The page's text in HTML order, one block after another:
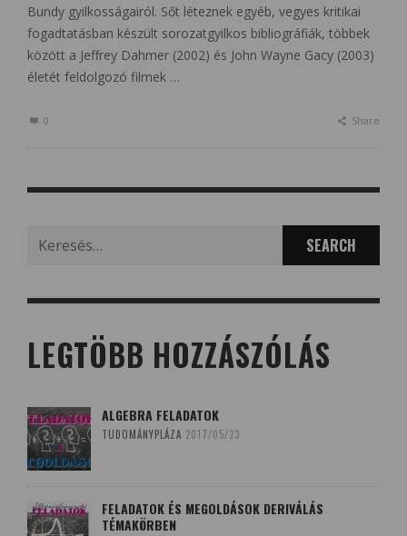
Bundy gyilkosságairól. Sőt léteznek egyéb, vegyes kritikai
fogadtatásban készült sorozatgyilkos bibliográfiák, többek
között a Jeffrey Dahmer (2002) és John Wayne Gacy (2003)
életét feldolgozó filmek …
0 Share
LEGTÖBB HOZZÁSZÓLÁS
ALGEBRA FELADATOK
TUDOMÁNYPLÁZA 2017/05/23
FELADATOK ÉS MEGOLDÁSOK DERIVÁLÁS
TÉMAKÖRBEN